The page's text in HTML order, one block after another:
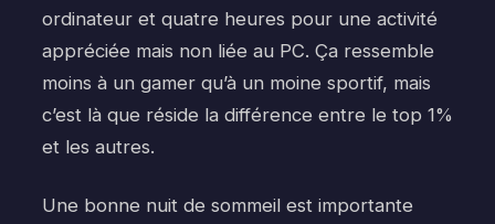
ordinateur et quatre heures pour une activité
appréciée mais non liée au PC. Ça ressemble
moins à un gamer qu’à un moine sportif, mais
c’est là que réside la différence entre le top 1%
et les autres.
Une bonne nuit de sommeil est importante